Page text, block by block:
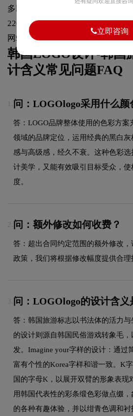
多logo设计相关资讯，欢迎“手机/
2207、189 2886 8550”联系我们
网站
https://logo9.net ，我们会持
韩国LOGO设计-韩国
计含义常见问题FAQ
问：LOGOlogo采用什么颜
答：LOGO品牌整体使用的色彩方案
领域的品牌定位，运用经典的黑白
感与高级感，经久不衰。这种色彩
计美学，又能有效吸引目标受众，
度。
2. 问：额外修改如何收费？
答：超出合同约定范围的额外修改
政策，我们将根据修改幅度提供合理
3. 问：LOGOlogo的设计含义
答：韩国旅游标志以书法体的活力
的设计则源自韩国民俗游戏转象毛
发。Imagine your字样的设计：通过
富有个性的Korea字样和谐一致。K
国的字母K，以展开双臂的形象表现
用韩国代表性的彩条缎色彩做点缀
的各种有趣体验，并以绀青色调和衬
立即咨询